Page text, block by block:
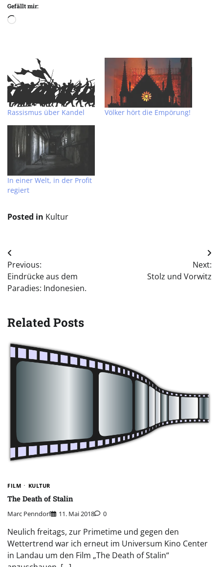
Gefällt mir:
Wird
Rassismus über Kandel Völker hört die Empörung!
In einer Welt, in der Profit
regiert
Posted in Kultur
Beitragsnavigation
Previous:
Eindrücke aus dem
Paradies: Indonesien.
Next:
Stolz und Vorwitz
Related Posts
FILM KULTUR
The Death of Stalin
Marc Penndorf 11. Mai 2018 0
Neulich freitags, zur Primetime und gegen den
Wettertrend war ich erneut im Universum Kino Center
in Landau um den Film „The Death of Stalin“